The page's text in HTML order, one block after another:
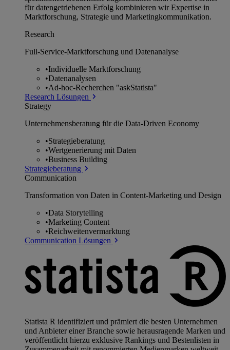
für datengetriebenen Erfolg kombinieren wir Expertise in
Marktforschung, Strategie und Marketingkommunikation.
Research
Full-Service-Marktforschung und Datenanalyse
•Individuelle Marktforschung
•Datenanalysen
•Ad-hoc-Recherchen "askStatista"
Research Lösungen
Strategy
Unternehmens­beratung für die Data-Driven Economy
•Strategieberatung
•Wertgenerierung mit Daten
•Business Building
Strategieberatung
Communication
Transformation von Daten in Content-Marketing und Design
•Data Storytelling
•Marketing Content
•Reichweitenvermarktung
Communication Lösungen
Statista R identifiziert und prämiert die besten Unternehmen
und Anbieter einer Branche sowie herausragende Marken und
veröffentlicht hierzu exklusive Rankings und Bestenlisten in